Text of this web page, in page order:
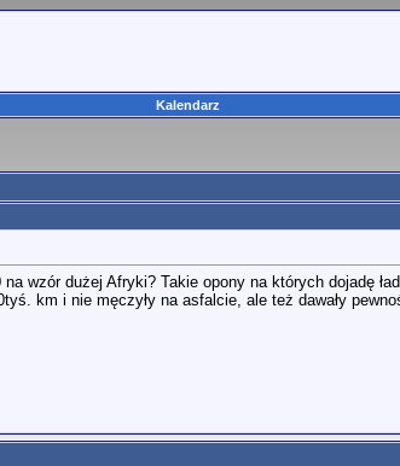
Kalendarz
wzór dużej Afryki? Takie opony na których dojadę
km i nie męczyły na asfalcie, ale też dawały